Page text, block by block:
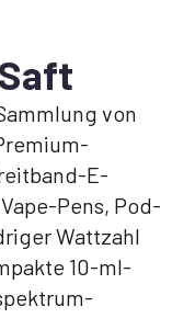
von
E-
Pens, Pod-
Wattzahl
10-ml-